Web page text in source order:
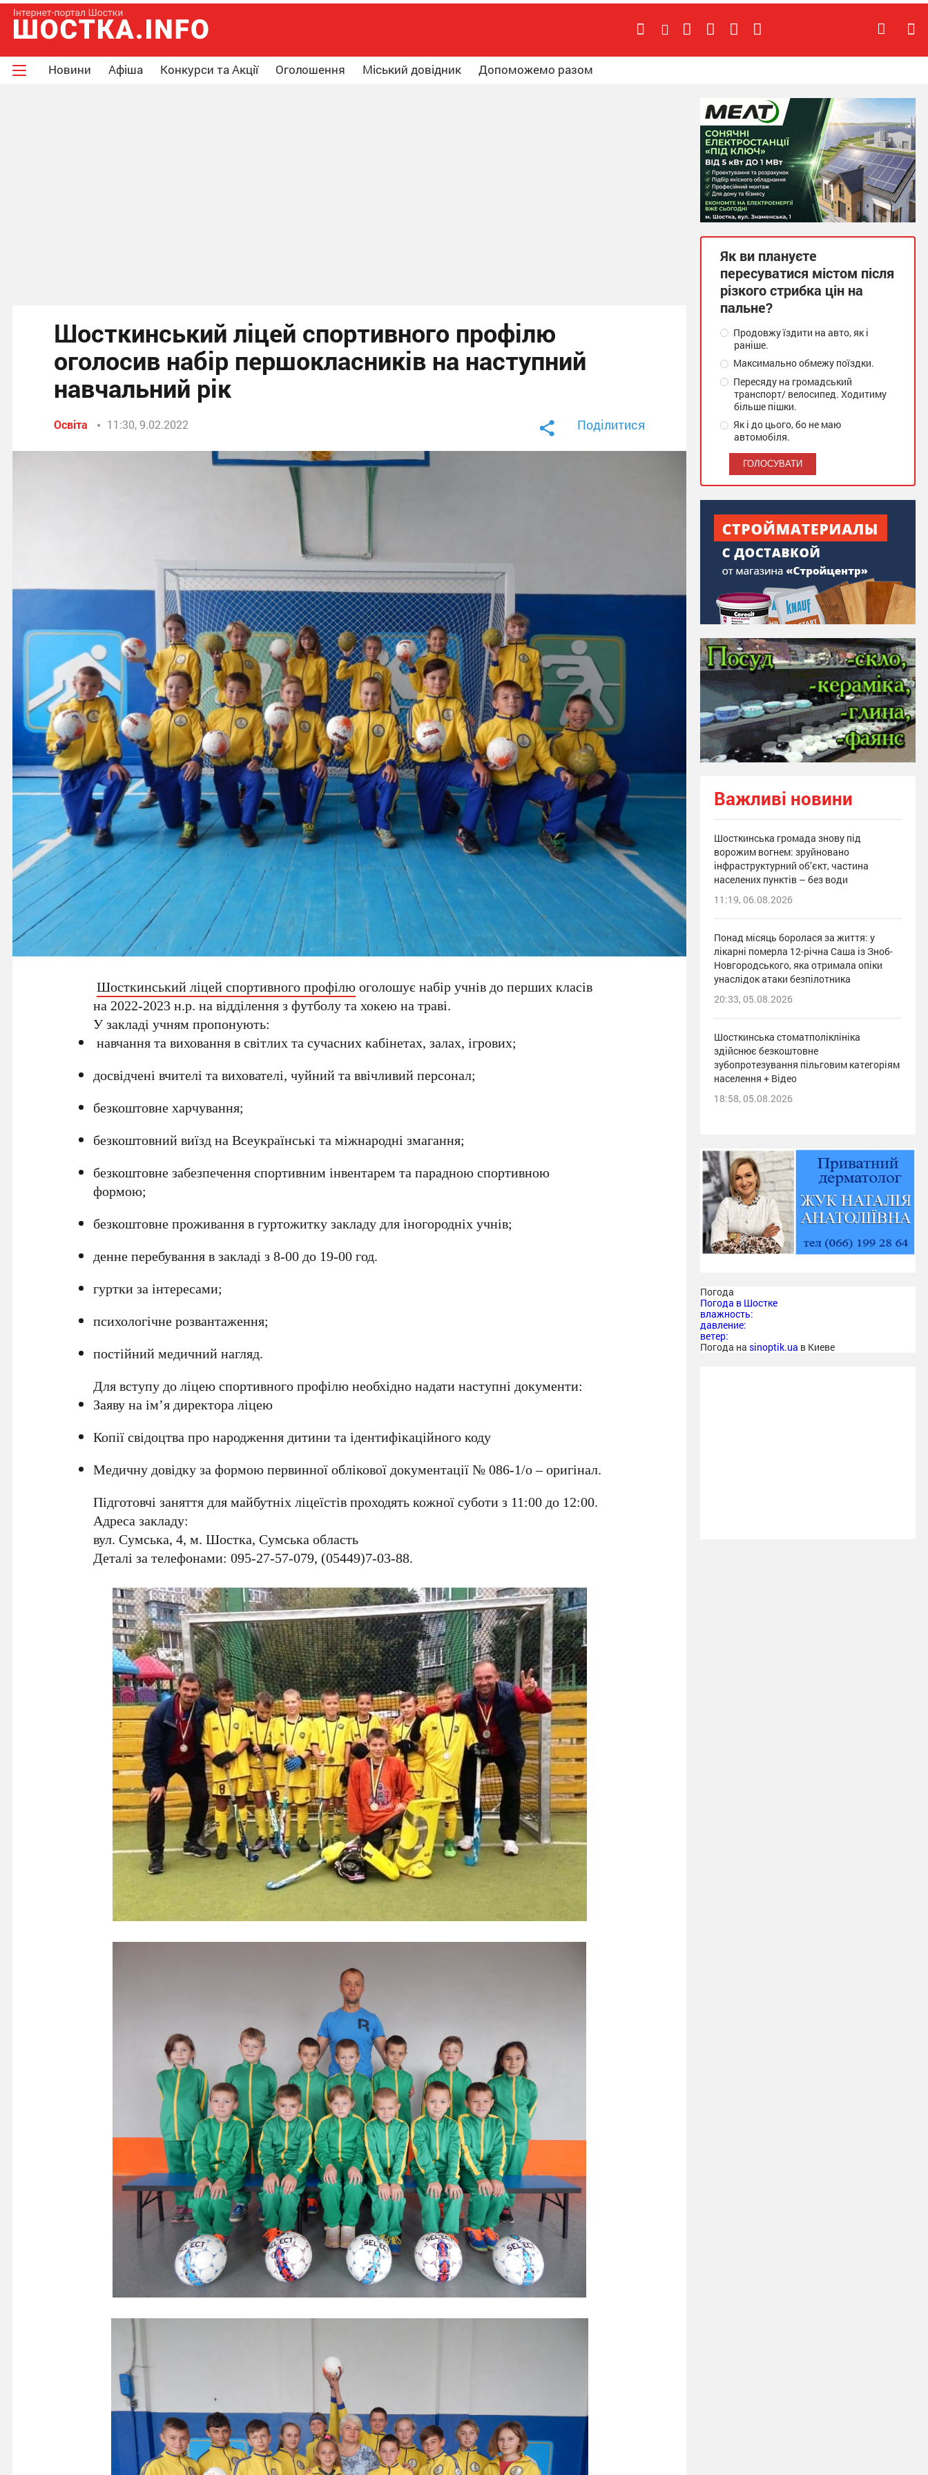
Новини Афіша Конкурси та Акції Оголошення Міський довідник Допоможемо разом
Шосткинський ліцей спортивного профілю
оголосив набір першокласників на наступний
навчальний рік
Освіта 11:30, 9.02.2022 Поділитися
Шосткинський ліцей спортивного профілюоголошує набір учнів до перших класів
на 2022-2023 н.р. на відділення з футболу та хокею на траві.
У закладі учням пропонують:
навчання та виховання в світлих та сучасних кабінетах, залах, ігрових;
досвідчені вчителі та вихователі, чуйний та ввічливий персонал;
безкоштовнехарчування;
безкоштовнийвиїзд на Всеукраїнські та міжнародні змагання;
безкоштовнезабезпечення спортивним інвентарем та парадною спортивною
формою;
безкоштовнепроживання в гуртожитку закладу для іногородніх учнів;
денне перебування в закладі з 8-00 до 19-00 год.
гуртки за інтересами;
психологічне розвантаження;
постійний медичний нагляд.
Для вступу до ліцею спортивного профілю необхідно надати наступні документи:
Заяву на ім’я директора ліцею
Копії свідоцтва про народження дитини та ідентифікаційного коду
Медичну довідку за формою первинної облікової документації № 086-1/о – оригінал.
Підготовчі заняття для майбутніх ліцеїстів проходять кожної суботи з 11:00 до 12:00.
Адреса закладу:
вул. Сумська, 4, м. Шостка, Сумська область
Деталі за телефонами:095-27-57-079, (05449)7-03-88.
Як ви плануєте
пересуватися містом після
різкого стрибка цін на
пальне?
Продовжу їздити на авто, як і
раніше.
Максимально обмежу поїздки.
Пересяду на громадський
транспорт/ велосипед. Ходитиму
більше пішки.
Як і до цього, бо не маю
автомобіля.
Важливі новини
Шосткинська громада знову під
ворожим вогнем: зруйновано
інфраструктурний об’єкт, частина
населених пунктів – без води
11:19, 06.08.2026
Понад місяць боролася за життя: у
лікарні померла 12-річна Саша із Зноб-
Новгородського, яка отримала опіки
унаслідок атаки безпілотника
20:33, 05.08.2026
Шосткинська стоматполіклініка
здійснює безкоштовне
зубопротезування пільговим категоріям
населення + Відео
18:58, 05.08.2026
Погода
Погода в Шостке
влажность:
давление:
ветер:
Погода на sinoptik.ua в Киеве